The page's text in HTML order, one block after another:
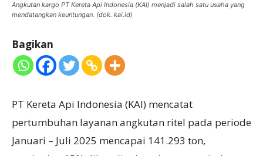
Angkutan kargo PT Kereta Api Indonesia (KAI) menjadi salah satu usaha yang
mendatangkan keuntungan. (dok. kai.id)
Bagikan
PT Kereta Api Indonesia (KAI) mencatat
pertumbuhan layanan angkutan ritel pada periode
Januari – Juli 2025 mencapai 141.293 ton,